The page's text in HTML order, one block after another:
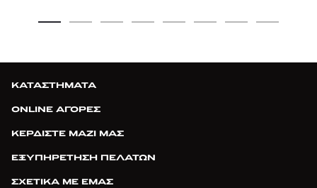
ΚΑΤΑΣΤΗΜΑΤΑ
ONLINE ΑΓΟΡΕΣ
ΚΕΡΔΙΣΤΕ ΜΑΖΙ ΜΑΣ
ΕΞΥΠΗΡΕΤΗΣΗ ΠΕΛΑΤΩΝ
ΣΧΕΤΙΚΑ ΜΕ ΕΜΑΣ